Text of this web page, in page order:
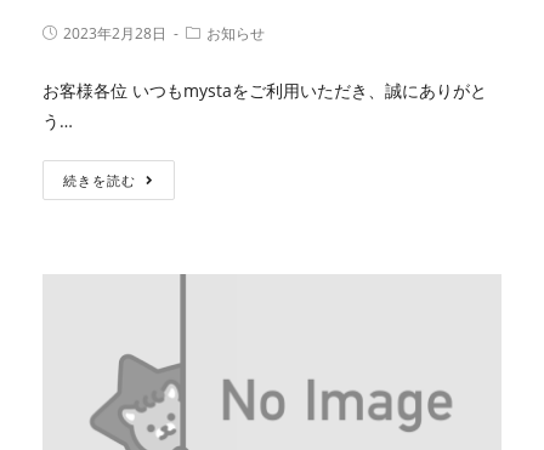
2023年2月28日 お知らせ
お客様各位 いつもmystaをご利用いただき、誠にありがと
う…
続きを読む